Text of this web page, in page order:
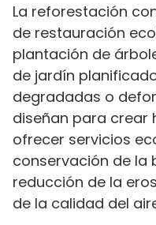
La reforestación
de restauración
plantación de
de jardín
degradadas o
diseñan para crear
ofrecer servicios
conservación de la
reducción de la
de la calidad del